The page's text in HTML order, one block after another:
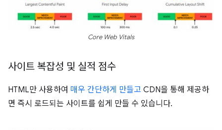
Core Web Vitals
사이트 복잡성 및 실적 점수
HTML만 사용하여 매우 간단하게 만들고 CDN을 통해 제공하
면 즉시 로드되는 사이트를 쉽게 만들 수 있습니다.